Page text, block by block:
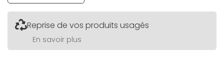
Reprise de vos produits usagés
En savoir plus